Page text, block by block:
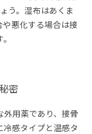
う。湿布はあくま
悪化する場合は接
密
用薬であり、接骨
感タイプと温感タ